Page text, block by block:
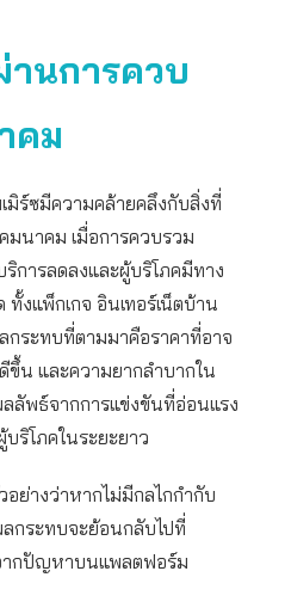
นการควบ
คม
ร์ซมีความคล้ายคลึงกับสิ่งที่
มนาคม เมื่อการควบรวม
การลดลงและผู้บริโภคมีทาง
ทั้งแพ็กเกจ อินเทอร์เน็ตบ้าน
กระทบที่ตามมาคือราคาที่อาจ
น และความยากลำบากใน
ลัพธ์จากการแข่งขันที่อ่อนแรง
ริโภคในระยะยาว
ย่างว่าหากไม่มีกลไกกำกับ
กระทบจะย้อนกลับไปที่
ากปัญหาบนแพลตฟอร์ม